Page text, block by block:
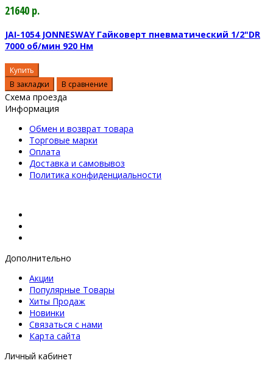
21640 р.
JAI-1054 JONNESWAY Гайковерт пневматический 1/2"DR
7000 об/мин 920 Нм
Купить
В закладки
В сравнение
Схема проезда
Информация
Обмен и возврат товара
Торговые марки
Оплата
Доставка и самовывоз
Политика конфиденциальности
Дополнительно
Акции
Популярные Товары
Хиты Продаж
Новинки
Связаться с нами
Карта сайта
Личный кабинет